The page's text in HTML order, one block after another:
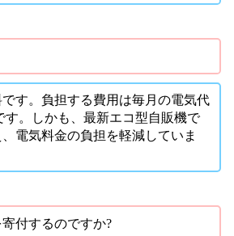
す。負担する費用は毎月の電気代
す。しかも、最新エコ型自販機で
電気料金の負担を軽減していま
付するのですか?